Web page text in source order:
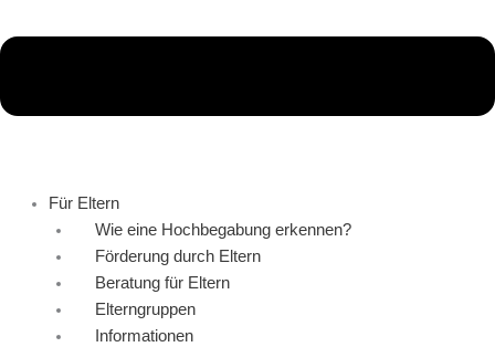
Für Eltern
Wie eine Hochbegabung erkennen?
Förderung durch Eltern
Beratung für Eltern
Elterngruppen
Informationen